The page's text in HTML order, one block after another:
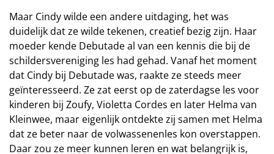
Maar Cindy wilde een andere uitdaging, het was
duidelijk dat ze wilde tekenen, creatief bezig zijn. Haar
moeder kende Debutade al van een kennis die bij de
schildersvereniging les had gehad. Vanaf het moment
dat Cindy bij Debutade was, raakte ze steeds meer
geïnteresseerd. Ze zat eerst op de zaterdagse les voor
kinderen bij Zoufy, Violetta Cordes en later Helma van
Kleinwee, maar eigenlijk ontdekte zij samen met Helma
dat ze beter naar de volwassenenles kon overstappen.
Daar zou ze meer kunnen leren en wat belangrijk is,